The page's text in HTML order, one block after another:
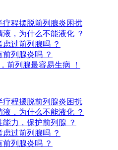
疗程摆脱前列腺炎困扰
，为什么不能液化 ？
过前列腺吗 ？
列腺炎吗 ？
前列腺最容易生病 ！
疗程摆脱前列腺炎困扰
，为什么不能液化 ？
力，保护前列腺 ？
过前列腺吗 ？
列腺炎吗 ？